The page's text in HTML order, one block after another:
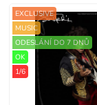
EXCLUSIVE
MUSIC
ODESLÁNÍ DO 7 DNŮ
OK
1/6